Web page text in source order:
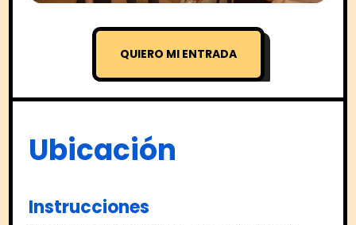
QUIERO MI ENTRADA
Ubicación
Instrucciones